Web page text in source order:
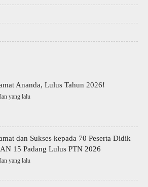
Ananda, Lulus Tahun 2026!
yang lalu
dan Sukses kepada 70 Peserta Didik
15 Padang Lulus PTN 2026
yang lalu